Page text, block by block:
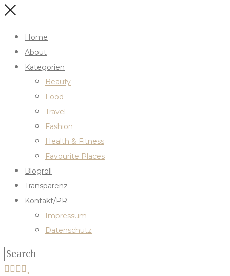
Home
About
Kategorien
Beauty
Food
Travel
Fashion
Health & Fitness
Favourite Places
Blogroll
Transparenz
Kontakt/PR
Impressum
Datenschutz